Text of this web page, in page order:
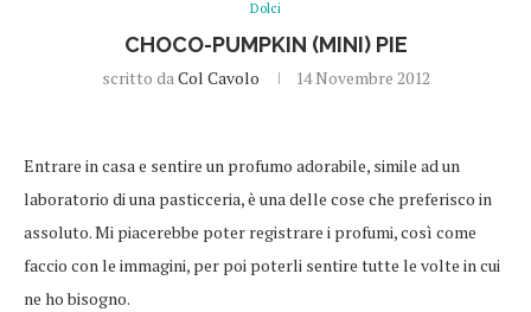
Dolci
CHOCO-PUMPKIN (MINI) PIE
scritto daCol Cavolo 14 Novembre 2012
Entrare in casa e sentire un profumo adorabile, simile ad un
laboratorio di una pasticceria, è una delle cose che preferisco in
assoluto. Mi piacerebbe poter registrare i profumi, così come
faccio con le immagini, per poi poterli sentire tutte le volte in cui
ne ho bisogno.